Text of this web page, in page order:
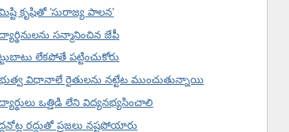
కృషితో 'సురాజ్య పాలన'
సన్మానించిన జేపీ
లేకపోతే పట్టించుకోరు
విధానాలే రైతులను నట్టేట ముంచుతున్నాయి
ఒత్తిడి లేని విద్యనభ్యసించాలి
రద్దుతో ప్రజలు నష్టపోయారు